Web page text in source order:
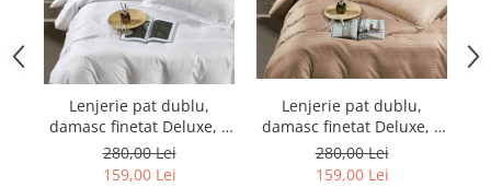
Lenjerie pat dublu,
damasc finetat Deluxe, 6
piese, cearceaf pat cu
elastic, Alb
280,00 Lei
159,00 Lei
Lenjerie pat dublu,
damasc finetat Deluxe, 6
piese, cearceaf pat cu
elastic, Maro
280,00 Lei
159,00 Lei